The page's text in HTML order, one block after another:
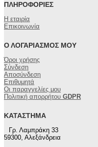
ΠΛΗΡΟΦΟΡΊΕΣ
Η εταιρία
Επικοινωνία
Ο ΛΟΓΑΡΙΑΣΜΌΣ ΜΟΥ
Όροι χρήσης
Σύνδεση
Αποσύνδεση
Επιθυμητά
Οι παραγγελίες μου
Πολιτική απορρήτου GDPR
ΚΑΤΆΣΤΗΜΑ
Γρ. Λαμπράκη 33
59300, Αλεξάνδρεια